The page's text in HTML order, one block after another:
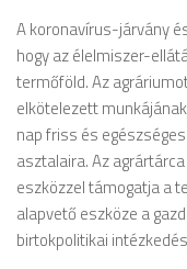
A koronavírus-járvány
hogy az élelmiszer-
termőföld. Az
elkötelezett
nap friss és
asztalaira. Az
eszközzel támogatja a
alapvető eszköze a
birtokpolitikai